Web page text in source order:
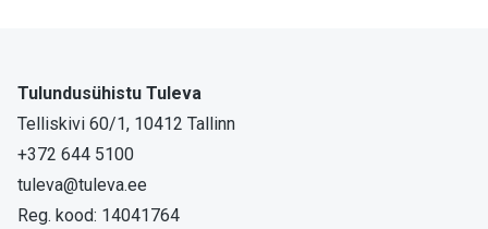
Tulundusühistu Tuleva
Telliskivi 60/1, 10412 Tallinn
+372 644 5100
tuleva@tuleva.ee
Reg. kood: 14041764